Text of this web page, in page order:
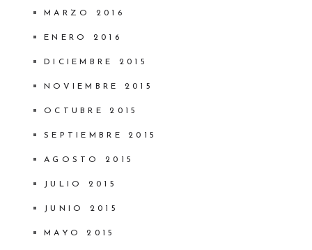
MARZO 2016
ENERO 2016
DICIEMBRE 2015
NOVIEMBRE 2015
OCTUBRE 2015
SEPTIEMBRE 2015
AGOSTO 2015
JULIO 2015
JUNIO 2015
MAYO 2015